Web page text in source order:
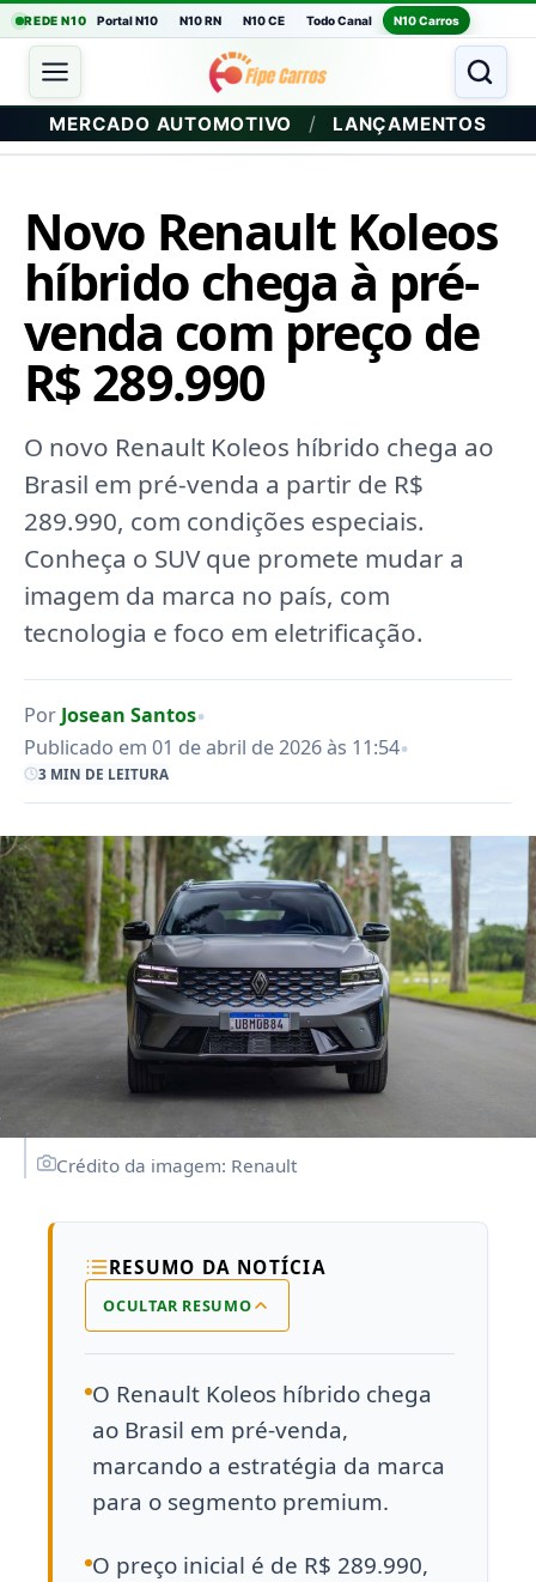
REDE N10 Portal N10 N10 RN N10 CE Todo Canal N10 Carros
MERCADO AUTOMOTIVO / LANÇAMENTOS
Novo Renault Koleos
híbrido chega à pré-
venda com preço de
R$ 289.990
O novo Renault Koleos híbrido chega ao
Brasil em pré-venda a partir de R$
289.990, com condições especiais.
Conheça o SUV que promete mudar a
imagem da marca no país, com
tecnologia e foco em eletrificação.
Por Josean Santos•
Publicado em 01 de abril de 2026 às 11:54•
3 MIN DE LEITURA
Crédito da imagem: Renault
RESUMO DA NOTÍCIA
OCULTAR RESUMO
O Renault Koleos híbrido chega
ao Brasil em pré-venda,
marcando a estratégia da marca
para o segmento premium.
O preço inicial é de R$ 289.990,